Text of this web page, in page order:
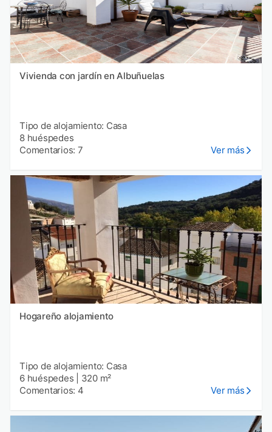
Vivienda con jardín en Albuñuelas
Tipo de alojamiento: Casa
8 huéspedes
Comentarios: 7
Ver más
Hogareño alojamiento
Tipo de alojamiento: Casa
6 huéspedes
320 m²
Comentarios: 4
Ver más